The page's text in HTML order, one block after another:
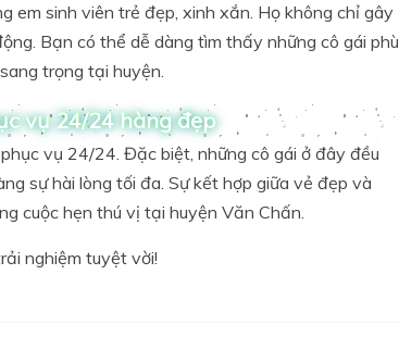
em sinh viên trẻ đẹp, xinh xắn. Họ không chỉ gây
Bạn có thể dễ dàng tìm thấy những cô gái phù
trọng tại huyện.
vụ 24/24 hàng đẹp
vụ 24/24. Đặc biệt, những cô gái ở đây đều
sự hài lòng tối đa. Sự kết hợp giữa vẻ đẹp và
cuộc hẹn thú vị tại huyện Văn Chấn.
nghiệm tuyệt vời!